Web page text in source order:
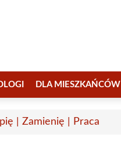
DLA MIESZKAŃCÓW
| Zamienię | Praca